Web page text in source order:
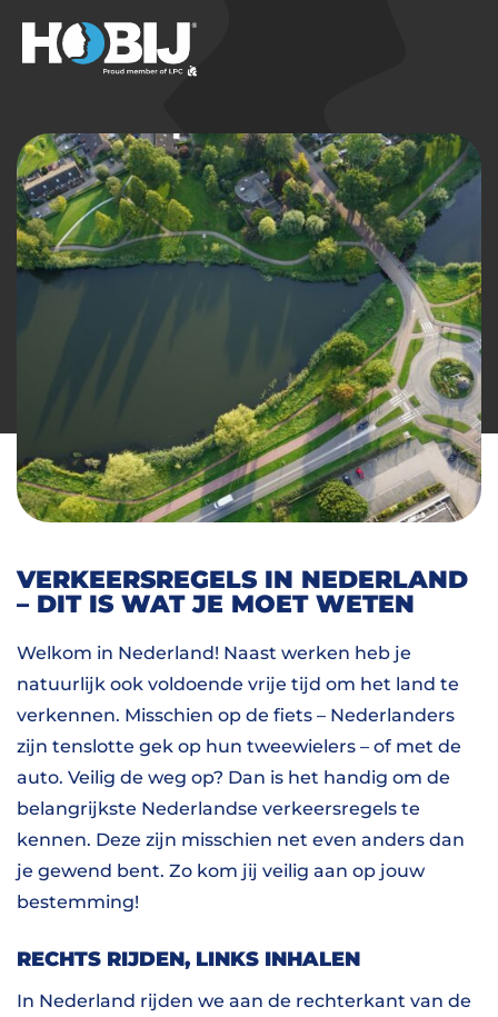
VERKEERSREGELS IN NEDERLAND
– DIT IS WAT JE MOET WETEN
Welkom in Nederland! Naast werken heb je
natuurlijk ook voldoende vrije tijd om het land te
verkennen. Misschien op de fiets – Nederlanders
zijn tenslotte gek op hun tweewielers – of met de
auto. Veilig de weg op? Dan is het handig om de
belangrijkste Nederlandse verkeersregels te
kennen. Deze zijn misschien net even anders dan
je gewend bent. Zo kom jij veilig aan op jouw
bestemming!
RECHTS RIJDEN, LINKS INHALEN
In Nederland rijden we aan de rechterkant van de